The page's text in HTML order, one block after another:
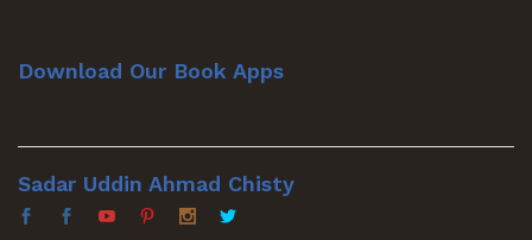
Download Our Book Apps
Sadar Uddin Ahmad Chisty